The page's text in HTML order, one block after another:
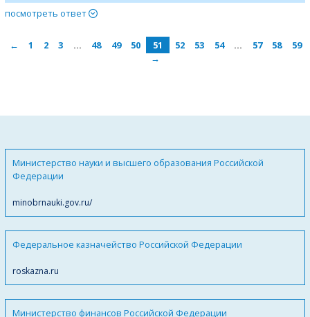
посмотреть ответ
← 1 2 3 … 48 49 50 51 52 53 54 … 57 58
59
→
Министерство науки и высшего образования Российской
Федерации
minobrnauki.gov.ru/
Федеральное казначейство Российской Федерации
roskazna.ru
Министерство финансов Российской Федерации